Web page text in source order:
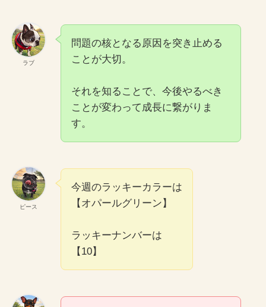
ラブ
問題の核となる原因を突き止める
ことが大切。
それを知ることで、今後やるべき
ことが変わって成長に繋がりま
す。
ピース
今週のラッキーカラーは
【オパールグリーン】
ラッキーナンバーは
【10】